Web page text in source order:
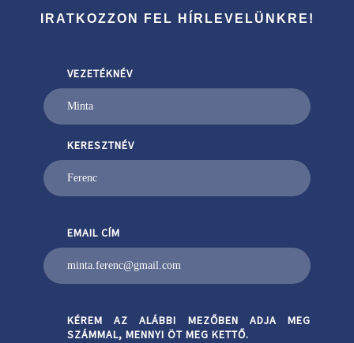
IRATKOZZON FEL HÍRLEVELÜNKRE!
VEZETÉKNÉV
KERESZTNÉV
EMAIL CÍM
KÉREM AZ ALÁBBI MEZŐBEN ADJA MEG
SZÁMMAL, MENNYI ÖT MEG KETTŐ.